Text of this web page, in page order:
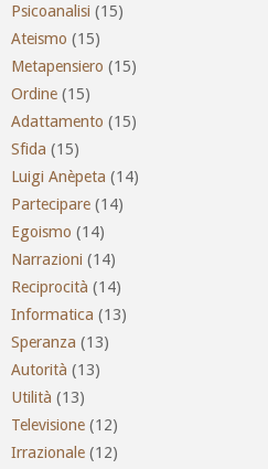
Psicoanalisi (15)
Ateismo (15)
Metapensiero (15)
Ordine (15)
Adattamento (15)
Sfida (15)
Luigi Anèpeta (14)
Partecipare (14)
Egoismo (14)
Narrazioni (14)
Reciprocità (14)
Informatica (13)
Speranza (13)
Autorità (13)
Utilità (13)
Televisione (12)
Irrazionale (12)